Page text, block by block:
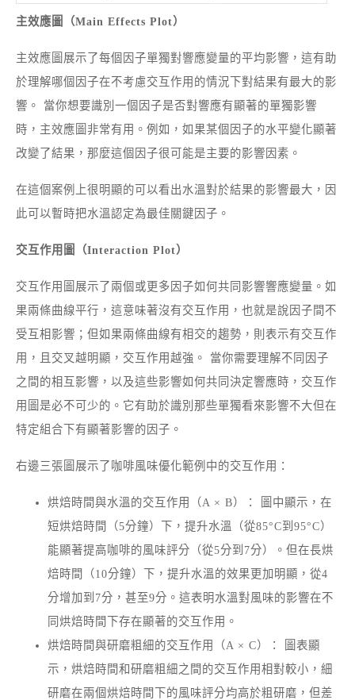
主效應圖（Main Effects Plot）
主效應圖展示了每個因子單獨對響應變量的平均影響，這有助
於理解哪個因子在不考慮交互作用的情況下對結果有最大的影
響。 當你想要識別一個因子是否對響應有顯著的單獨影響
時，主效應圖非常有用。例如，如果某個因子的水平變化顯著
改變了結果，那麼這個因子很可能是主要的影響因素。
在這個案例上很明顯的可以看出水溫對於結果的影響最大，因
此可以暫時把水溫認定為最佳關鍵因子。
交互作用圖（Interaction Plot）
交互作用圖展示了兩個或更多因子如何共同影響響應變量。如
果兩條曲線平行，這意味著沒有交互作用，也就是說因子間不
受互相影響；但如果兩條曲線有相交的趨勢，則表示有交互作
用，且交叉越明顯，交互作用越強。 當你需要理解不同因子
之間的相互影響，以及這些影響如何共同決定響應時，交互作
用圖是必不可少的。它有助於識別那些單獨看來影響不大但在
特定組合下有顯著影響的因子。
右邊三張圖展示了咖啡風味優化範例中的交互作用：
烘焙時間與水溫的交互作用（A × B）： 圖中顯示，在
短烘焙時間（5分鐘）下，提升水溫（從85°C到95°C）
能顯著提高咖啡的風味評分（從5分到7分）。但在長烘
焙時間（10分鐘）下，提升水溫的效果更加明顯，從4
分增加到7分，甚至9分。這表明水溫對風味的影響在不
同烘焙時間下存在顯著的交互作用。
烘焙時間與研磨粗細的交互作用（A × C）： 圖表顯
示，烘焙時間和研磨粗細之間的交互作用相對較小，細
研磨在兩個烘焙時間下的風味評分均高於粗研磨，但差